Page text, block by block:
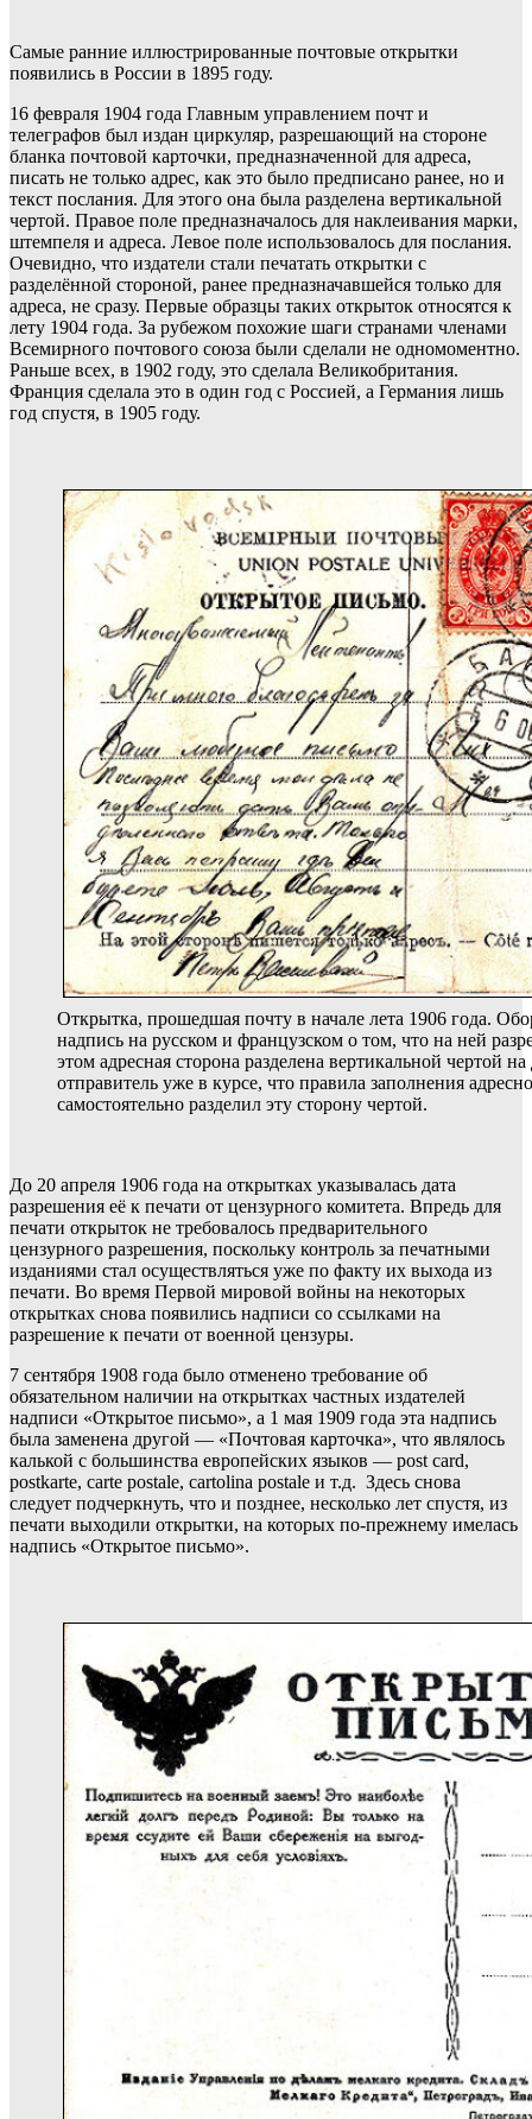
Самые ранние иллюстрированные почтовые открытки
появились в России в 1895 году.
16 февраля 1904 года Главным управлением почт и
телеграфов был издан циркуляр, разрешающий на стороне
бланка почтовой карточки, предназначенной для адреса,
писать не только адрес, как это было предписано ранее, но и
текст послания. Для этого она была разделена вертикальной
чертой. Правое поле предназначалось для наклеивания марки,
штемпеля и адреса. Левое поле использовалось для послания.
Очевидно, что издатели стали печатать открытки с
разделённой стороной, ранее предназначавшейся только для
адреса, не сразу. Первые образцы таких открыток относятся к
лету 1904 года. За рубежом похожие шаги странами членами
Всемирного почтового союза были сделали не одномоментно.
Раньше всех, в 1902 году, это сделала Великобритания.
Франция сделала это в один год с Россией, а Германия лишь
год спустя, в 1905 году.
Открытка, прошедшая почту в начале лета 1906 года.
надпись на русском и французском о том, что на ней
этом адресная сторона разделена вертикальной чертой
отправитель уже в курсе, что правила заполнения
самостоятельно разделил эту сторону чертой.
До 20 апреля 1906 года на открытках указывалась дата
разрешения её к печати от цензурного комитета. Впредь для
печати открыток не требовалось предварительного
цензурного разрешения, поскольку контроль за печатными
изданиями стал осуществляться уже по факту их выхода из
печати. Во время Первой мировой войны на некоторых
открытках снова появились надписи со ссылками на
разрешение к печати от военной цензуры.
7 сентября 1908 года было отменено требование об
обязательном наличии на открытках частных издателей
надписи «Открытое письмо», а 1 мая 1909 года эта надпись
была заменена другой — «Почтовая карточка», что являлось
калькой с большинства европейских языков — post card,
postkarte, carte postale, cartolina postale и т.д. Здесь снова
следует подчеркнуть, что и позднее, несколько лет спустя, из
печати выходили открытки, на которых по-прежнему имелась
надпись «Открытое письмо».